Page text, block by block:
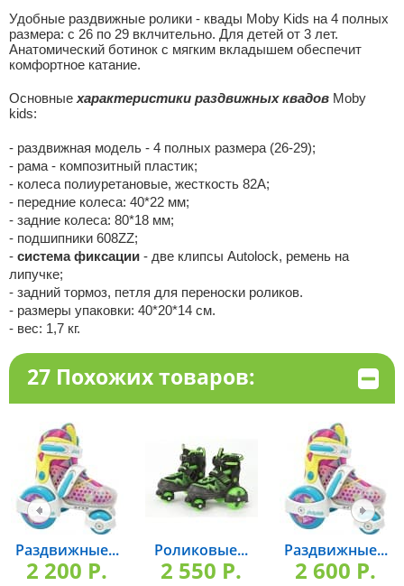
Удобные раздвижные ролики - квады Moby Kids на 4 полных
размера: с 26 по 29 вклчительно. Для детей от 3 лет.
Анатомический ботинок с мягким вкладышем обеспечит
комфортное катание.
Основные характеристики раздвижных квадовMoby
kids:
- раздвижная модель - 4 полных размера (26-29);
- рама - композитный пластик;
- колеса полиуретановые, жесткость 82А;
- передние колеса: 40*22 мм;
- задние колеса: 80*18 мм;
- подшипники 608ZZ;
- система фиксации- две клипсы Autolock, ремень на
липучке;
- задний тормоз, петля для переноски роликов.
- размеры упаковки: 40*20*14 см.
- вес: 1,7 кг.
27 Похожих товаров:
Раздвижные...
2 200 P.
Роликовые...
2 550 P.
Раздвижные...
2 600 P.